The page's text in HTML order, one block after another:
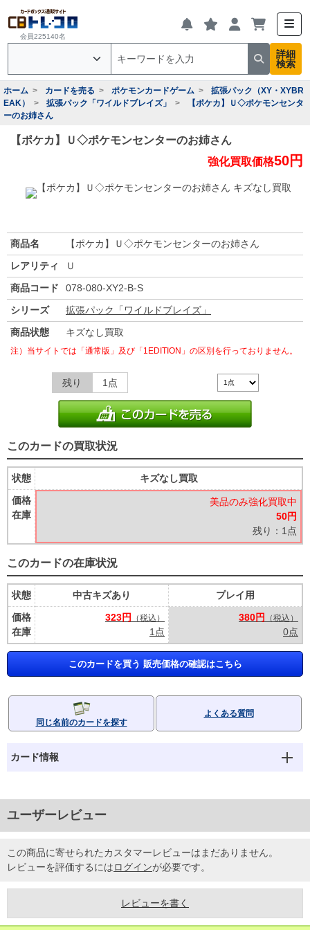
会員225140名
詳細
検索
ホーム カードを売る ポケモンカードゲーム
拡張パック（XY・XYBR
EAK）
拡張パック「ワイルドブレイズ」
【ポケカ】Ｕ◇ポケモンセンタ
ーのお姉さん
【ポケカ】Ｕ◇ポケモンセンターのお姉さん
強化買取価格50円
商品名
【ポケカ】Ｕ◇ポケモンセンターのお姉さん
レアリティ
Ｕ
商品コード
078-080-XY2-B-S
シリーズ
拡張パック「ワイルドブレイズ」
商品状態
キズなし買取
注）当サイトでは「通常版」及び「1EDITION」の区別を行っておりません。
残り 1点
このカードの買取状況
状態
価格
在庫
キズなし買取
美品のみ強化買取中
50円
残り：1点
このカードの在庫状況
状態
価格
在庫
中古キズあり
323円
（税込）
1点
プレイ用
380円
（税込）
0点
このカードを買う 販売価格の確認はこちら
同じ名前のカードを探す
よくある質問
カード情報
ユーザーレビュー
この商品に寄せられたカスタマーレビューはまだありません。
レビューを評価するにはログインが必要です。
レビューを書く